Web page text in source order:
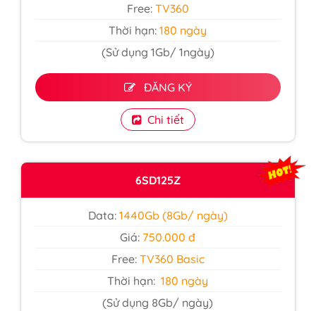
Free: TV360
Thời hạn:180 ngày
(Sử dụng 1Gb/ 1ngày)
ĐĂNG KÝ
Chi tiết
6SD125Z
Data: 1440Gb (8Gb/ ngày)
Giá: 750.000 đ
Free: TV360 Basic
Thời hạn: 180 ngày
(Sử dụng 8Gb/ ngày)